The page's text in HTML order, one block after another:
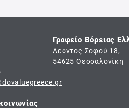
Γραφείο Βόρειας
Λεόντος Σοφού 18,
54625 Θεσσαλονίκη